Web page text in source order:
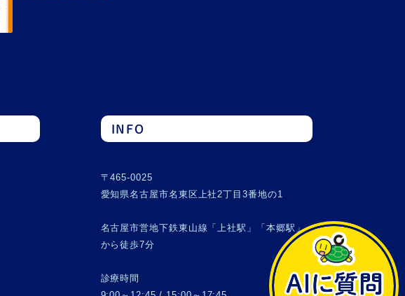
INFO
〒465-0025
愛知県名古屋市名東区上社2丁目3番地の1
名古屋市営地下鉄東山線「上社駅」「本郷駅」
から徒歩7分
診療時間